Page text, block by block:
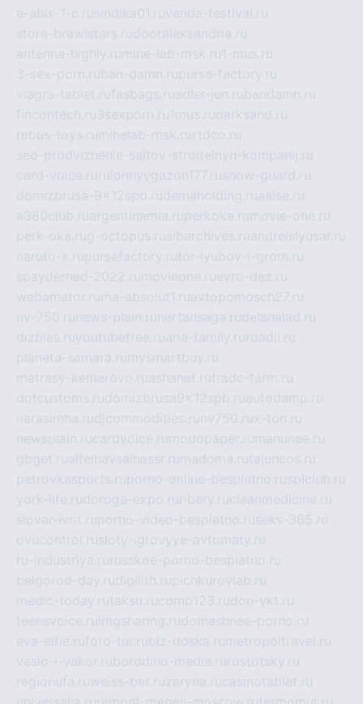
e-abis-1-c.rusindika01.ruvenda-festival.ru
store-brawlstars.rudooraleksandria.ru
antenna-highly.ru mine-lab-msk.ru1-mus.ru
3-sex-porn.ruban-damn.rupurse-factory.ru
viagra-tablet.rufasbags.ruadler-jun.rubandamn.ru
fincontech.ru3sexporn.ru1mus.rudarksand.ru
rebus-toys.ru minelab-msk.ru rtdco.ru
seo-prodvizhenie-sajtov-stroitelnyh-kompanij.ru
card-voice.ru rulonnyygazon177.rusnow-guard.ru
domizbrusa-9x12spb.rudemaholding.ruaalse.ru
a380club.ruargentinamia.ruperkoka.ru movie-one.ru
perk-oka.rug-octopus.rusibarchives.ruandreislyusar.ru
naruto-x.rupursefactory.rutor-lyubov-i-grom.ru
spayderhed-2022.ru movieone.ruevro-dez.ru
webamator.ru ma-absolut1.ruavtopomosch27.ru
nv-750.ru news-plain.ru nertansaga.rudelanalad.ru
dizfiles.ruyoutubefree.ruaria-family.ru roadli.ru
planeta-samara.ru mysmartbuy.ru
matrasy-kemerovo.ruashanet.rutrade-farm.ru
dotcustoms.rudomizbrusa9x12spb.ruautodamp.ru
narasimha.rudjcommodities.ru nv750.rux-ton.ru
newsplain.rucardvoice.ru modopaper.ru manunae.ru
gbget.rualfeihavsalnassr.ru madoma.rutajuncos.ru
petrovkasports.ruporno-online-besplatno.rusplclub.ru
york-life.rudoroga-expo.ru ribery.rucleanmedicine.ru
slovar-ivrit.ruporno-video-besplatno.ruseks-365.ru
ovucontrol.rusloty-igrovyye-avtomaty.ru
ru-industriya.ru russkoe-porno-besplatno.ru
belgorod-day.rudigilith.rupichkurovlab.ru
medic-today.rutaksu.rucomp123.rudon-ykt.ru
teensvoice.ru imgsharing.rudomashnee-porno.ru
eva-elfie.rufoto-tur.rubiz-doska.ru metropoltravel.ru
veslo-i-yakor.ruborodino-media.ru rostotsky.ru
regionufa.ruweiss-bet.ruzaryna.rucasinotablet.ru